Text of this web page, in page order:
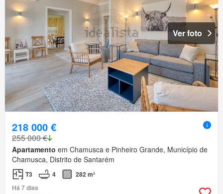
Ver foto
218 000 €
255 000 €
Apartamento em Chamusca e Pinheiro Grande, Município de
Chamusca, Distrito de Santarém
T3 4
282 m²
Há 7 dias